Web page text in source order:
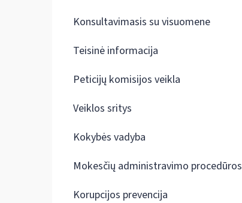
Konsultavimasis su visuomene
Teisinė informacija
Peticijų komisijos veikla
Veiklos sritys
Kokybės vadyba
Mokesčių administravimo procedūros
Korupcijos prevencija